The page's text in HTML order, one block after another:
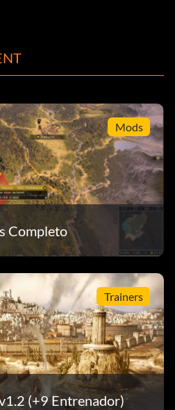
Mods
Completo
Trainers
(+9 Entrenador)